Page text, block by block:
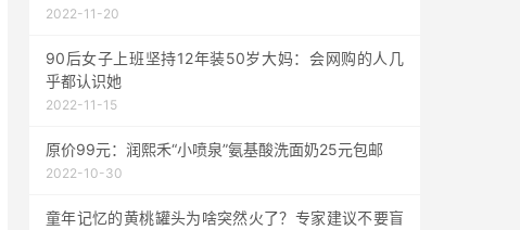
2022-11-20
90后女子上班坚持12年装50岁大妈：会网购的人几
乎都认识她
2022-11-15
原价99元：润熙禾“小喷泉”氨基酸洗面奶25元包邮
2022-10-30
童年记忆的黄桃罐头为啥突然火了？专家建议不要盲